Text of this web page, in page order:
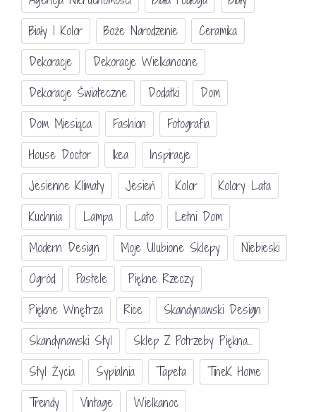
Biały I Kolor
Boże Narodzenie
Ceramika
Dekoracje
Dekoracje Wielkanocne
Dekoracje Świateczne
Dodatki
Dom
Dom Miesiąca
Fashion
Fotografia
House Doctor
Ikea
Inspiracje
Jesienne Klimaty
Jesień Kolor
Kolory Lata
Kuchnia
Lampa Lato
Letni Dom
Modern Design
Moje Ulubione Sklepy
Niebieski
Ogród
Pastele
Piękne Rzeczy
Piękne Wnętrza
Rice
Skandynawski Design
Skandynawski Styl
Sklep Z Potrzeby Piękna...
Styl Życia
Sypialnia Tapeta
TineK Home
Trendy
Vintage
Wielkanoc